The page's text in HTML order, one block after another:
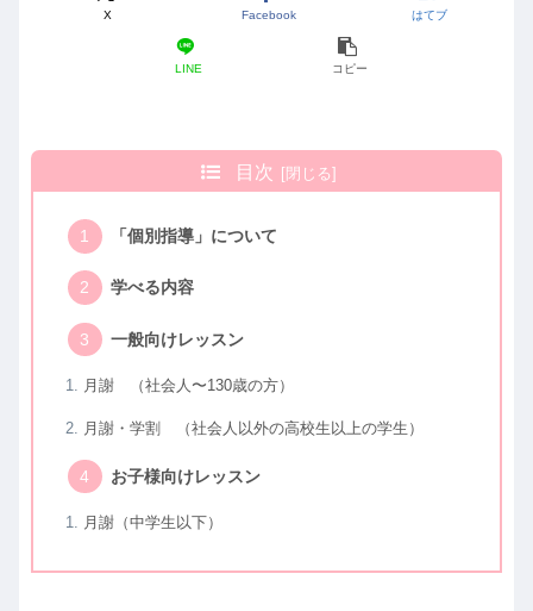
X Facebook はてブ
LINE コピー
目次
「個別指導」について
学べる内容
一般向けレッスン
月謝 （社会人〜130歳の方）
月謝・学割 （社会人以外の高校生以上の学生）
お子様向けレッスン
月謝（中学生以下）